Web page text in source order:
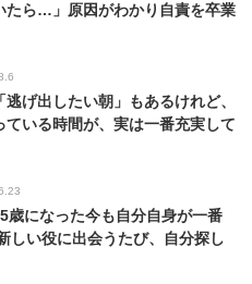
たら…」原因がわかり自責を卒業
げ出したい朝」もあるけれど、
ている時間が、実は一番充実して
歳になった今も自分自身が一番
しい役に出会うたび、自分探し